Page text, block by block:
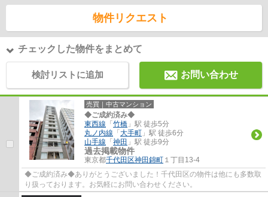
物件リクエスト
チェックした物件をまとめて
検討リストに追加 お問い合わせ
売買｜中古マンション
◆ご成約済み◆
東西線 「竹橋 」駅 徒歩5分
丸ノ内線 「大手町 」駅 徒歩6分
山手線 「神田 」駅 徒歩9分
過去掲載物件
東京都千代田区神田錦町 １丁目13-4
◆ご成約済み◆ありがとうございました！千代田区の物件は他にも多数取
り扱っております。お気軽にお問い合わせください。